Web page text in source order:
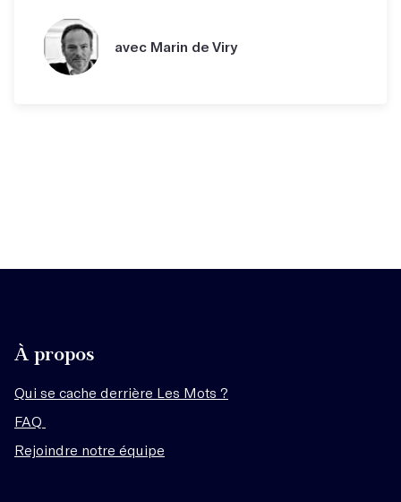
avec Marin de Viry
À propos
Qui se cache derrière Les Mots ?
FAQ
Rejoindre notre équipe